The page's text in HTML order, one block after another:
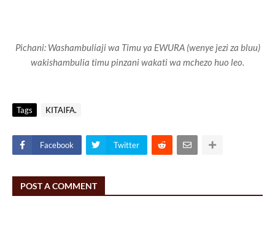
Pichani: Washambuliaji wa Timu ya EWURA (wenye jezi za bluu)
wakishambulia timu pinzani wakati wa mchezo huo leo.
Tags KITAIFA.
Facebook Twitter
POST A COMMENT